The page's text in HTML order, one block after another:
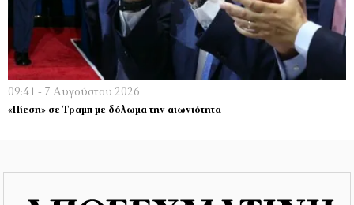
09:41 - 7 Αυγούστου 2026
«Πίεση» σε Τραμπ με δόλωμα την αιωνιότητα